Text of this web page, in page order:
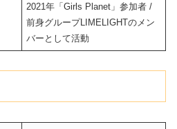
2021年「Girls Planet」参加者 /
前身グループLIMELIGHTのメン
バーとして活動